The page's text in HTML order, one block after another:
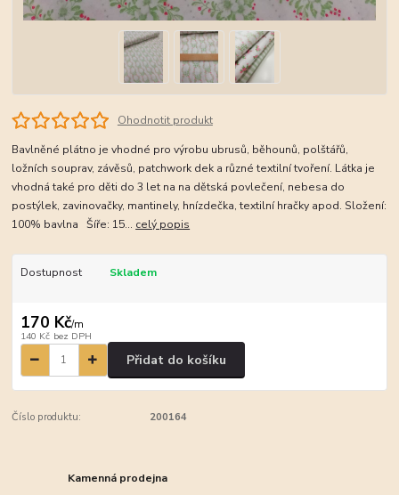
Ohodnotit produkt
Bavlněné plátno je vhodné pro výrobu ubrusů, běhounů, polštářů,
ložních souprav, závěsů, patchwork dek a různé textilní tvoření. Látka je
vhodná také pro děti do 3 let na na dětská povlečení, nebesa do
postýlek, zavinovačky, mantinely, hnízdečka, textilní hračky apod. Složení:
100% bavlna Šíře: 15... celý popis
Dostupnost Skladem
170 Kč/m
140 Kč bez DPH
Přidat do košíku
Číslo produktu: 200164
Kamenná prodejna